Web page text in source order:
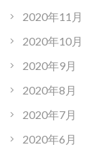
2020年11月
2020年10月
2020年9月
2020年8月
2020年7月
2020年6月